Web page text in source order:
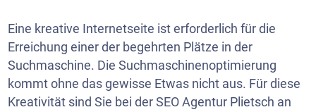
Eine kreative Internetseite ist erforderlich für die
Erreichung einer der begehrten Plätze in der
Suchmaschine. Die Suchmaschinenoptimierung
kommt ohne das gewisse Etwas nicht aus. Für diese
Kreativität sind Sie bei der SEO Agentur Plietsch an